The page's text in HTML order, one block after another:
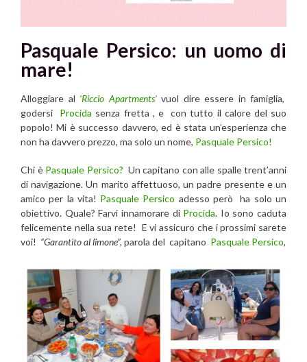
Pasquale Persico: un uomo di
mare!
Alloggiare al ‘Riccio Apartments’vuol dire essere in famiglia,
godersi Procida senza fretta , e con tutto il calore del suo
popolo! Mi è successo davvero, ed è stata un’esperienza che
non ha davvero prezzo, ma solo un nome, Pasquale Persico!
Chi è Pasquale Persico? Un capitano con alle spalle trent’anni
di navigazione. Un marito affettuoso, un padre presente e un
amico per la vita! Pasquale Persico adesso però ha solo un
obiettivo. Quale? Farvi innamorare di Procida. Io sono caduta
felicemente nella sua rete! E vi assicuro che i prossimi sarete
voi! “Garantito al limone”, parola del capitano Pasquale Persico,